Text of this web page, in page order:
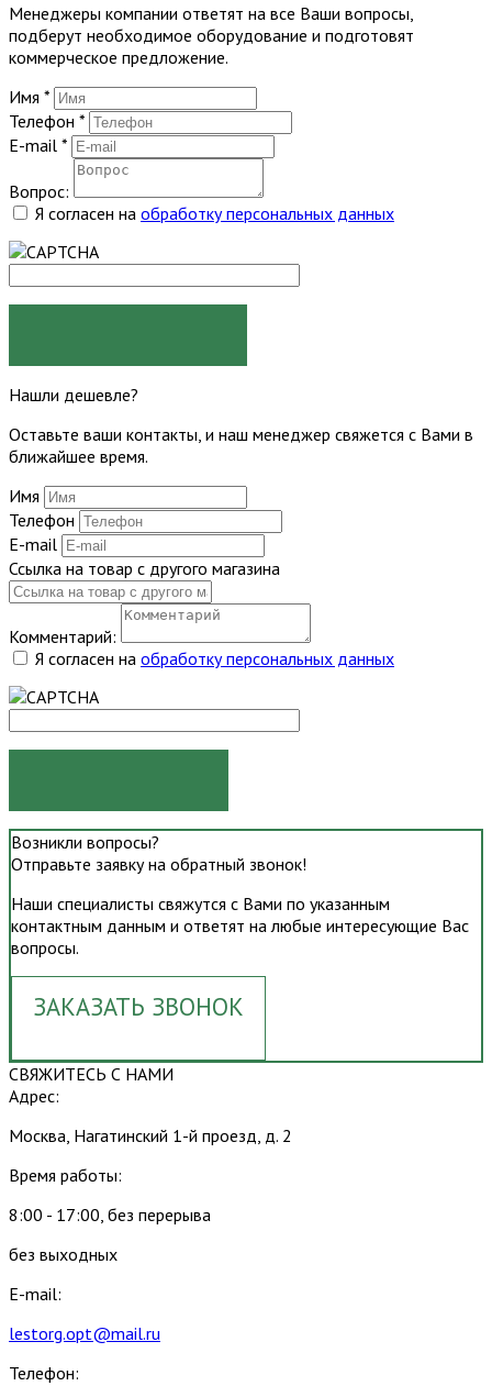
Менеджеры компании ответят на все Ваши вопросы,
подберут необходимое оборудование и подготовят
коммерческое предложение.
Имя *
Телефон *
E-mail *
Вопрос:
Я согласен на обработку персональных данных
Нашли дешевле?
Оставьте ваши контакты, и наш менеджер свяжется с Вами в
ближайшее время.
Имя
Телефон
E-mail
Ссылка на товар с другого магазина
Комментарий:
Я согласен на обработку персональных данных
Возникли вопросы?
Отправьте заявку на обратный звонок!
Наши специалисты свяжутся с Вами по указанным
контактным данным и ответят на любые интересующие Вас
вопросы.
ЗАКАЗАТЬ ЗВОНОК
СВЯЖИТЕСЬ С НАМИ
Адрес:
Москва, Нагатинский 1-й проезд, д. 2
Время работы:
8:00 - 17:00, без перерыва
без выходных
E-mail:
lestorg.opt@mail.ru
Телефон: